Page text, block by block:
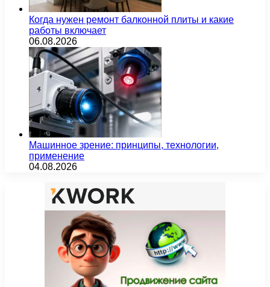
Когда нужен ремонт балконной плиты и какие
работы включает
06.08.2026
Машинное зрение: принципы, технологии,
применение
04.08.2026